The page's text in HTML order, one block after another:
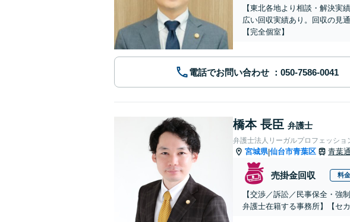
【東北各地より相談・解決実
広い回収実績あり。回収の見
【完全個室】
電話でお問い合わせ
橋本 長臣 弁護士
弁護士法人リーガルプロフェッショ
宮城県|仙台市青葉区 青葉
売掛金回収 料
【交渉／訴訟／民事保全・
弁護士在籍する事務所】【セ